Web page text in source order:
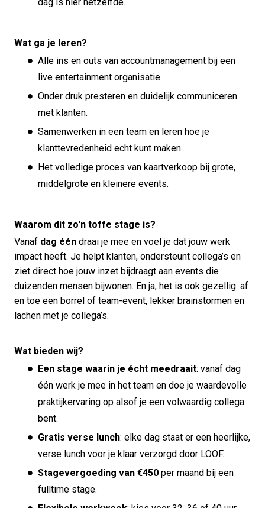
dag is hier hetzelfde.
Wat ga je leren?
Alle ins en outs van accountmanagement bij een
live entertainment organisatie.
Onder druk presteren en duidelijk communiceren
met klanten.
Samenwerken in een team en leren hoe je
klanttevredenheid echt kunt maken.
Het volledige proces van kaartverkoop bij grote,
middelgrote en kleinere events.
Waarom dit zo'n toffe stage is?
Vanaf dag één draai je mee en voel je dat jouw werk
impact heeft. Je helpt klanten, ondersteunt collega’s en
ziet direct hoe jouw inzet bijdraagt aan events die
duizenden mensen bijwonen. En ja, het is ook gezellig: af
en toe een borrel of team-event, lekker brainstormen en
lachen met je collega’s.
Wat bieden wij?
Een stage waarin je écht meedraait: vanaf dag
één werk je mee in het team en doe je waardevolle
praktijkervaring op alsof je een volwaardig collega
bent.
Gratis verse lunch: elke dag staat er een heerlijke,
verse lunch voor je klaar verzorgd door LOOF.
Stagevergoeding van €450 per maand bij een
fulltime stage.